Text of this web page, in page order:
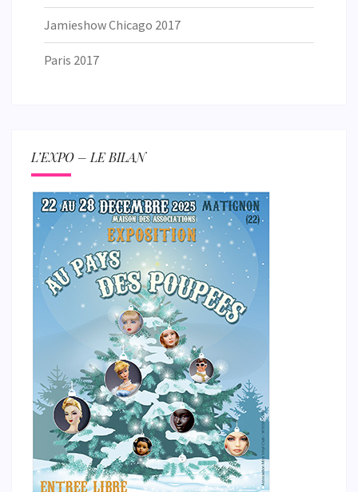
Jamieshow Chicago 2017
Paris 2017
L’EXPO – LE BILAN